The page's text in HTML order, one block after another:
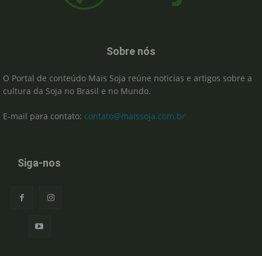
Sobre nós
O Portal de conteúdo Mais Soja reúne noticias e artigos sobre a
cultura da Soja no Brasil e no Mundo.
E-mail para contato: contato@maissoja.com.br
Siga-nos